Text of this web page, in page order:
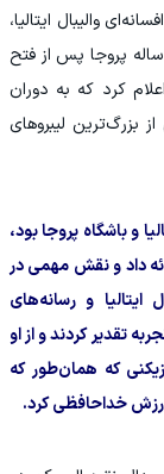
والیبال ایتالیا،
تاریخی و احساسی تبدیل شد. بازیکن ۴۱ ساله پروجا پس از فتح
کرد که به دوران
بزرگ‌ترین لیبروهای
و باشگاه پروجا بود،
داد و نقش مهمی در
و رسانه‌های
تقدیر کردند و از او
که همان‌طور که
خداحافظی کرد.